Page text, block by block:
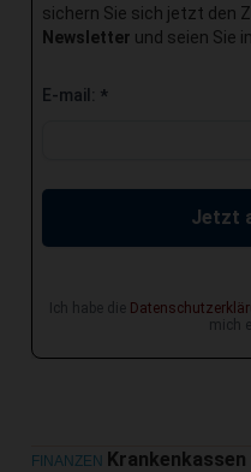
sichern Sie sich jetzt den
Newsletter und seien Sie
E-mail: *
Jetzt
Ich habe die
mich
FINANZEN